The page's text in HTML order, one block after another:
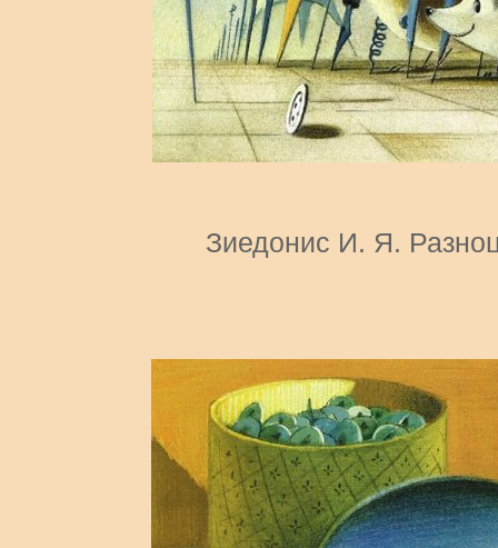
Зиедонис И. Я.